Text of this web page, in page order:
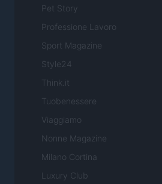
Pet Story
Professione Lavoro
Sport Magazine
Style24
Think.it
Tuobenessere
Viaggiamo
Nonne Magazine
Milano Cortina
Luxury Club